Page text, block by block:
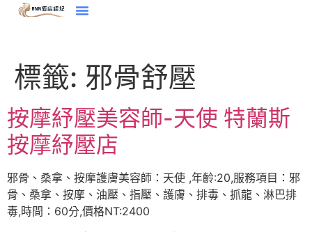
標籤: 邪骨舒壓
按摩紓壓美容師-天使 特蘭斯
按摩紓壓店
邪骨、桑拿、按摩護膚美容師：天使 ,年齡:20,服務項目：邪
骨、桑拿、按摩、油壓、指壓、護膚、排毒、抓龍、淋巴排
毒,時間：60分,價格NT:2400